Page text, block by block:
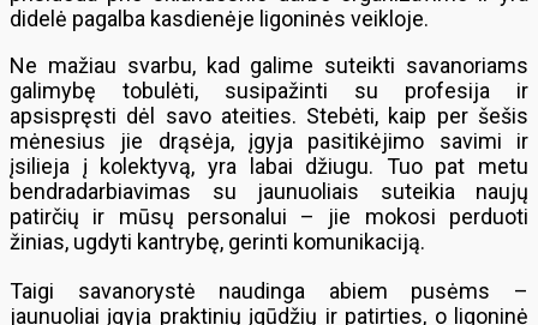
didelė pagalba kasdienėje ligoninės veikloje.
Ne mažiau svarbu, kad galime suteikti savanoriams
galimybę tobulėti, susipažinti su profesija ir
apsispręsti dėl savo ateities. Stebėti, kaip per šešis
mėnesius jie drąsėja, įgyja pasitikėjimo savimi ir
įsilieja į kolektyvą, yra labai džiugu. Tuo pat metu
bendradarbiavimas su jaunuoliais suteikia naujų
patirčių ir mūsų personalui – jie mokosi perduoti
žinias, ugdyti kantrybę, gerinti komunikaciją.
Taigi savanorystė naudinga abiem pusėms –
jaunuoliai įgyja praktinių įgūdžių ir patirties, o ligoninė